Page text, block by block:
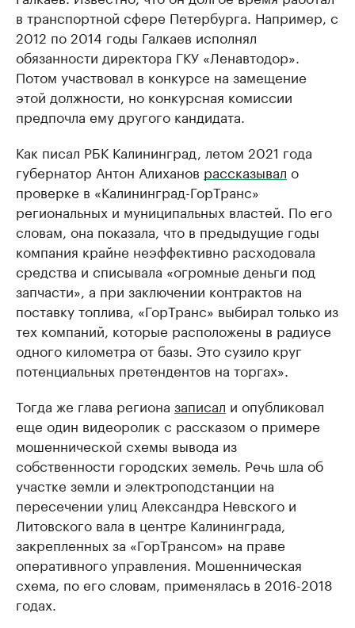
в транспортной сфере Петербурга. Например, с
2012 по 2014 годы Галкаев исполнял
обязанности директора ГКУ «Ленавтодор».
Потом участвовал в конкурсе на замещение
этой должности, но конкурсная комиссии
предпочла ему другого кандидата.
Как писал РБК Калининград, летом 2021 года
губернатор Антон Алиханов рассказывал о
проверке в «Калининград-ГорТранс»
региональных и муниципальных властей. По его
словам, она показала, что в предыдущие годы
компания крайне неэффективно расходовала
средства и списывала «огромные деньги под
запчасти», а при заключении контрактов на
поставку топлива, «ГорТранс» выбирал только из
тех компаний, которые расположены в радиусе
одного километра от базы. Это сузило круг
потенциальных претендентов на торгах».
Тогда же глава региона записал и опубликовал
еще один видеоролик с рассказом о примере
мошеннической схемы вывода из
собственности городских земель. Речь шла об
участке земли и электроподстанции на
пересечении улиц Александра Невского и
Литовского вала в центре Калининграда,
закрепленных за «ГорТрансом» на праве
оперативного управления. Мошенническая
схема, по его словам, применялась в 2016-2018
годах.